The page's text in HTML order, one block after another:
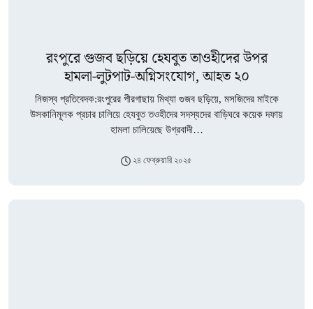
রংপুরে গুজব ছড়িয়ে হেযবুত তাওহীদের উপর
হামলা-লুটপাট-অগ্নিসংযোগ, আহত ২০
নিজস্ব প্রতিবেদক:রংপুরের পীরগাছায় মিথ্যা গুজব ছড়িয়ে, মসজিদের মাইকে
উসকানিমূলক প্রচার চালিয়ে হেযবুত তওহীদের সদস্যদের বাড়িঘরে কয়েক দফায়
হামলা চালিয়েছে উগ্রবাদী…
২৪ ফেব্রুয়ারি ২০২৫